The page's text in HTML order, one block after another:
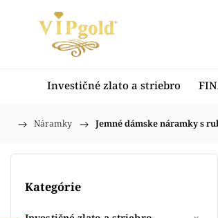
Investičné zlato a striebro
Domov
/ Náramky / Jemné dámske náramky s
Kategórie